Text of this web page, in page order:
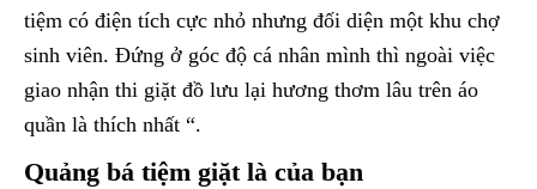
tiệm có điện tích cực nhỏ nhưng đối diện một khu chợ
sinh viên. Đứng ở góc độ cá nhân mình thì ngoài việc
giao nhận thi giặt đồ lưu lại hương thơm lâu trên áo
quần là thích nhất “.
Quảng bá tiệm giặt là của bạn